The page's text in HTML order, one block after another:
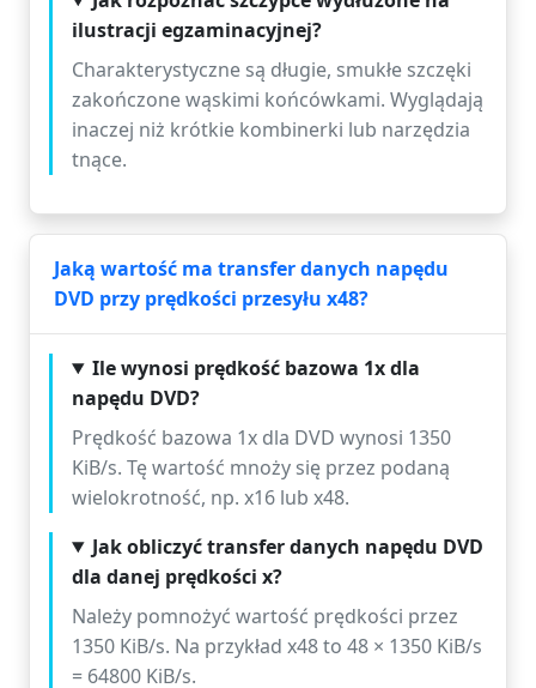
ilustracji egzaminacyjnej?
Charakterystyczne są długie, smukłe szczęki
zakończone wąskimi końcówkami. Wyglądają
inaczej niż krótkie kombinerki lub narzędzia
tnące.
Jaką wartość ma transfer danych napędu
DVD przy prędkości przesyłu x48?
Ile wynosi prędkość bazowa 1x dla
napędu DVD?
Prędkość bazowa 1x dla DVD wynosi 1350
KiB/s. Tę wartość mnoży się przez podaną
wielokrotność, np. x16 lub x48.
Jak obliczyć transfer danych napędu DVD
dla danej prędkości x?
Należy pomnożyć wartość prędkości przez
1350 KiB/s. Na przykład x48 to 48 × 1350 KiB/s
= 64800 KiB/s.